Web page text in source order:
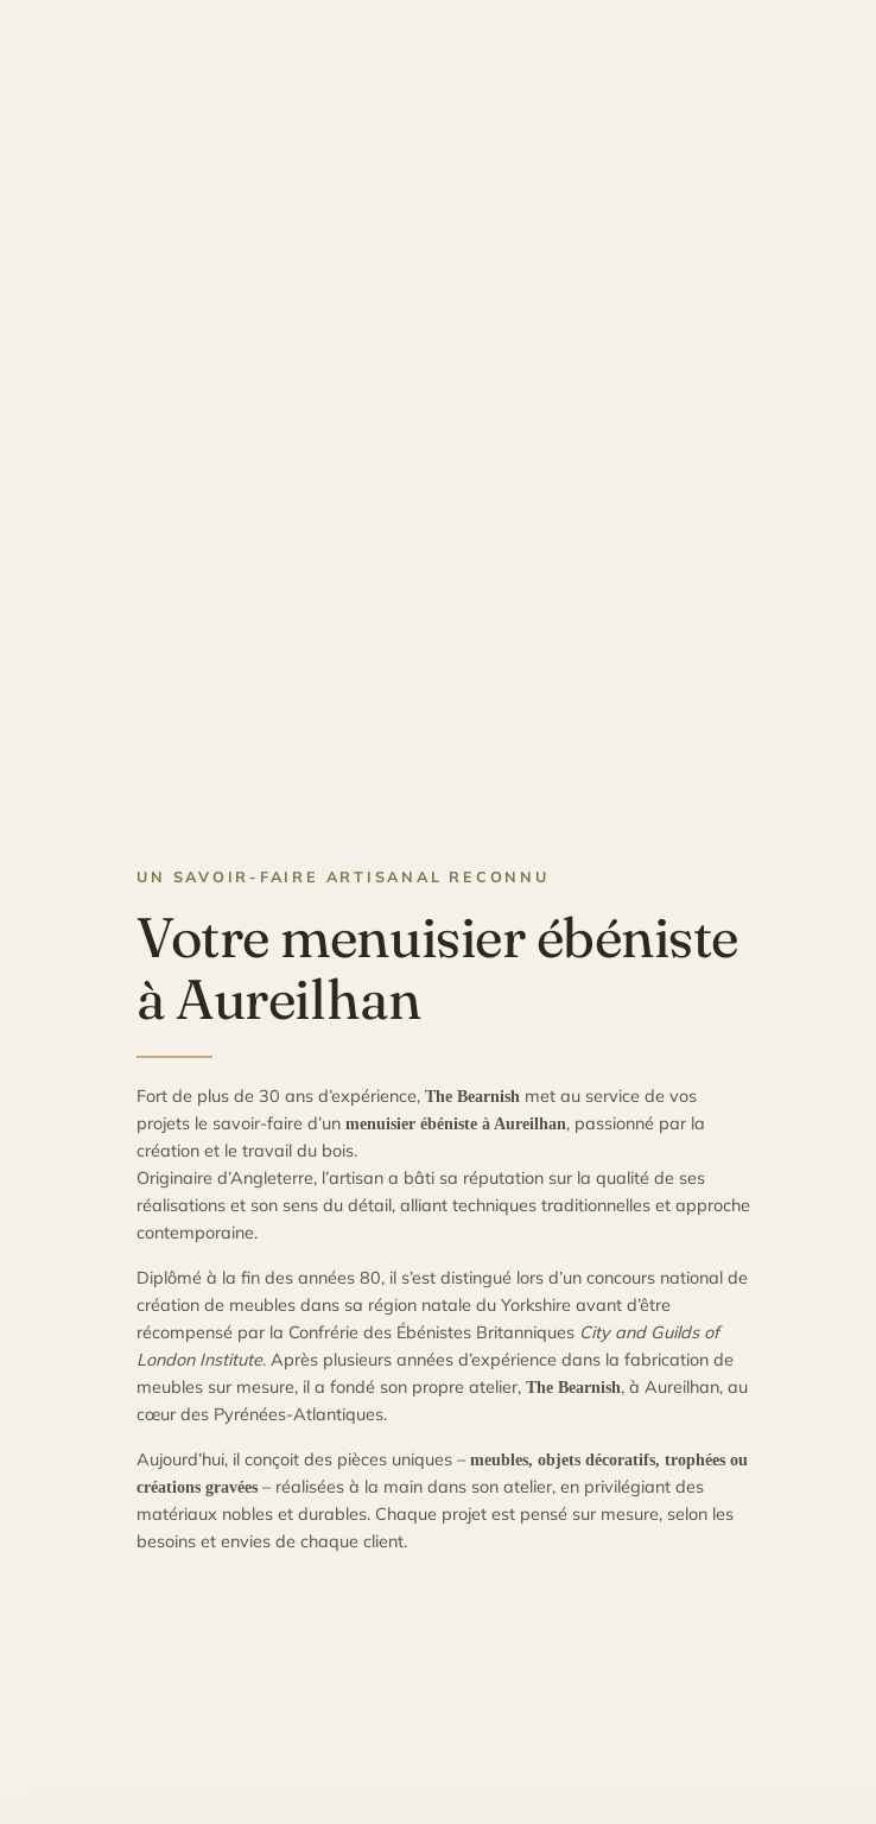
UN SAVOIR-FAIRE ARTISANAL RECONNU
Votre menuisier ébéniste
à Aureilhan
Fort de plus de 30 ans d’expérience,The Bearnish met au service de vos
projets le savoir-faire d’unmenuisier ébéniste à Aureilhan, passionné par la
création et le travail du bois.
Originaire d’Angleterre, l’artisan a bâti sa réputation sur la qualité de ses
réalisations et son sens du détail, alliant techniques traditionnelles et approche
contemporaine.
Diplômé à la fin des années 80, il s’est distingué lors d’un concours national de
création de meubles dans sa région natale du Yorkshire avant d’être
récompensé par la Confrérie des Ébénistes Britanniques City and Guilds of
London Institute. Après plusieurs années d’expérience dans la fabrication de
meubles sur mesure, il a fondé son propre atelier,The Bearnish, à Aureilhan, au
cœur des Pyrénées-Atlantiques.
Aujourd’hui, il conçoit des pièces uniques –meubles, objets décoratifs, trophées ou
créations gravées – réalisées à la main dans son atelier, en privilégiant des
matériaux nobles et durables. Chaque projet est pensé sur mesure, selon les
besoins et envies de chaque client.